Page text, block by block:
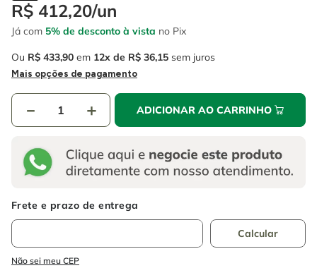
R$ 412,20/un
Já com 5% de desconto à vista no Pix
Ou R$ 433,90 em 12 R$ 36,15 sem juros
Mais opções de pagamento
＋
－ ADICIONAR AO CARRINHO
Não sei meu CEP
6 fio
7º serra copo
8º disco corte
luva
º escada
º serra circular
º fio
disco corte
luva